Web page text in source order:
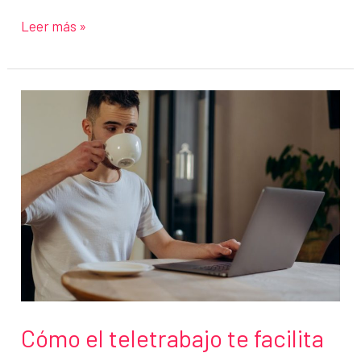
Método
gestiona
las
maximiza
la
productividad
Leer más »
Cómo el teletrabajo te facilita